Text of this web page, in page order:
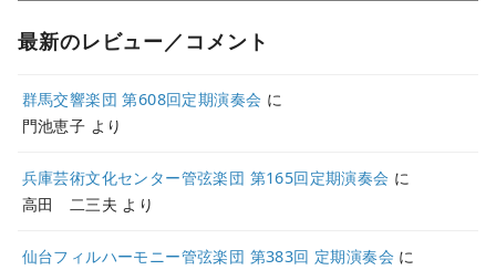
最新のレビュー／コメント
群馬交響楽団 第608回定期演奏会 に
門池恵子 より
兵庫芸術文化センター管弦楽団 第165回定期演奏会 に
高田 二三夫 より
仙台フィルハーモニー管弦楽団 第383回 定期演奏会 に